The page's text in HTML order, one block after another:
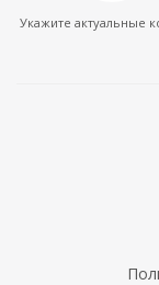
Укажите актуальные